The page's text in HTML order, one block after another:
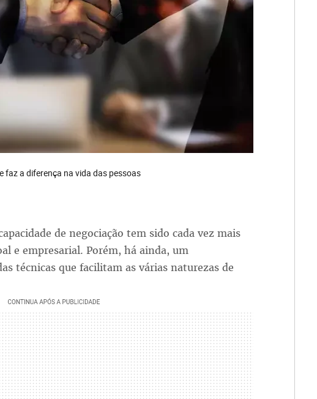
faz a diferença na vida das pessoas
de negociação tem sido cada vez mais
e empresarial. Porém, há ainda, um
técnicas que facilitam as várias naturezas de